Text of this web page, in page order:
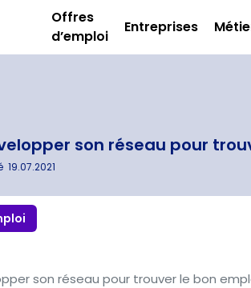
Offres
d’emploi
Entreprises
son réseau pour
19.07.2021
son réseau pour trouver le bon